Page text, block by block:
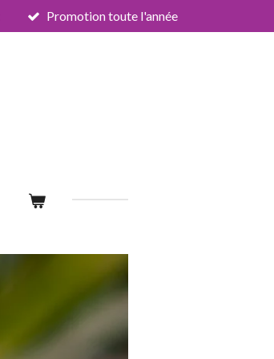
Promotion toute l'année